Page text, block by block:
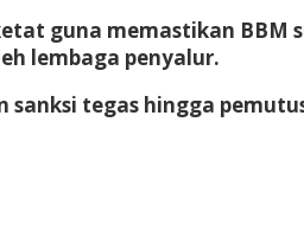
guna memastikan
lembaga penyalur.
tegas hingga